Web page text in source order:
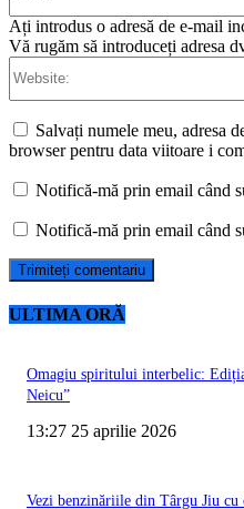
Ați introdus o adresă de e-mail
Vă rugăm să introduceți adresa
Salvați numele meu, adresa
browser pentru data viitoare i
Notifică-mă prin email când
Notifică-mă prin email când
ULTIMA ORĂ
Omagiu spiritului interbelic:
Neicu”
13:27 25 aprilie 2026
Vezi benzinăriile din Târgu Jiu